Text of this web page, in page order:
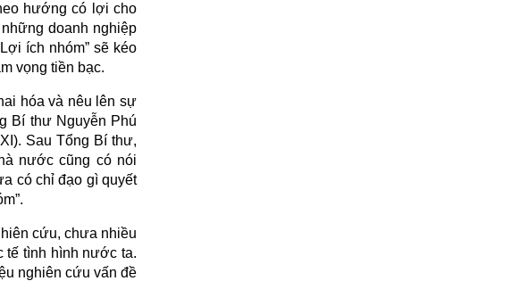
hướng có lợi cho
doanh nghiệp
ích nhóm” sẽ kéo
vọng tiền bạc.
hóa và nêu lên sự
Bí thư Nguyễn Phú
Sau Tổng Bí thư,
nước cũng có nói
có chỉ đạo gì quyết
cứu, chưa nhiều
tế tình hình nước ta.
nghiên cứu vấn đề